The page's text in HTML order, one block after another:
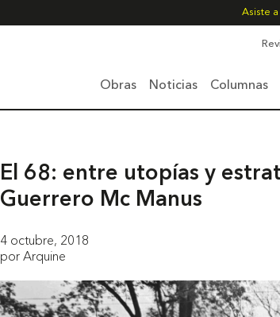
Asiste
Obras Noticias Columnas
El 68: entre utopías y
Guerrero Mc Manus
4 octubre, 2018
por Arquine